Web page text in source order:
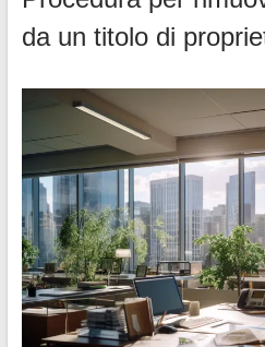
da un titolo di